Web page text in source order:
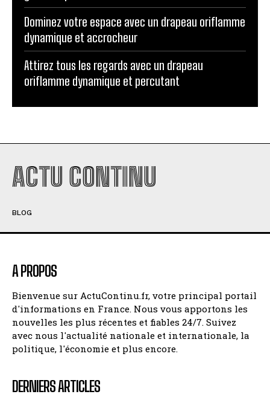
Dominez votre espace avec un drapeau oriflamme
dynamique et accrocheur
Attirez tous les regards avec un drapeau
oriflamme dynamique et percutant
ACTU CONTINU
BLOG
A PROPOS
Bienvenue sur ActuContinu.fr, votre principal portail
d'informations en France. Nous vous apportons les
nouvelles les plus récentes et fiables 24/7. Suivez
avec nous l'actualité nationale et internationale, la
politique, l'économie et plus encore.
DERNIERS ARTICLES